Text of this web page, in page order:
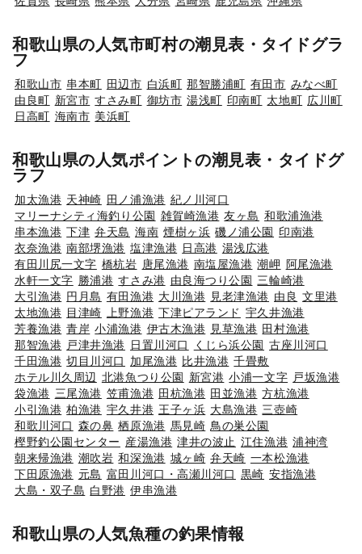
和歌山県の人気市町村の潮見表・タイドグラ
フ
和歌山市 串本町 田辺市 白浜町 那智勝浦町 有田市 みなべ町
由良町 新宮市 すさみ町 御坊市 湯浅町 印南町 太地町 広川町
日高町 海南市 美浜町
和歌山県の人気ポイントの潮見表・タイドグ
ラフ
加太漁港 天神崎 田ノ浦漁港 紀ノ川河口
マリーナシティ海釣り公園 雑賀崎漁港 友ヶ島 和歌浦漁港
串本漁港 下津 弁天島 海南 煙樹ヶ浜 磯ノ浦公園 印南港
衣奈漁港 南部堺漁港 塩津漁港 日高港 湯浅広港
有田川尻一文字 橋杭岩 唐尾漁港 南塩屋漁港 潮岬 阿尾漁港
水軒一文字 勝浦港 すさみ港 由良海つり公園 三輪崎港
大引漁港 円月島 有田漁港 大川漁港 見老津漁港 由良 文里港
太地漁港 目津崎 上野漁港 下津ピアランド 宇久井漁港
芳養漁港 青岸 小浦漁港 伊古木漁港 見草漁港 田村漁港
那智漁港 戸津井漁港 日置川河口 くじら浜公園 古座川河口
千田漁港 切目川河口 加尾漁港 比井漁港 千畳敷
ホテル川久周辺 北港魚つり公園 新宮港 小浦一文字 戸坂漁港
袋漁港 三尾漁港 笠甫漁港 田杭漁港 田並漁港 方杭漁港
小引漁港 柏漁港 宇久井港 王子ヶ浜 大島漁港 三壺崎
和歌川河口 森の鼻 栖原漁港 馬見崎 鳥の巣公園
樫野釣公園センター 産湯漁港 津井の波止 江住漁港 浦神湾
朝来帰漁港 潮吹岩 和深漁港 城ヶ崎 弁天崎 一本松漁港
下田原漁港 元島 富田川河口・高瀬川河口 黒崎 安指漁港
大島・双子島 白野港 伊串漁港
和歌山県の人気魚種の釣果情報